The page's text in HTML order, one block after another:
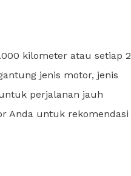
kilometer atau setiap 2
jenis motor, jenis
perjalanan jauh
Anda untuk rekomendasi